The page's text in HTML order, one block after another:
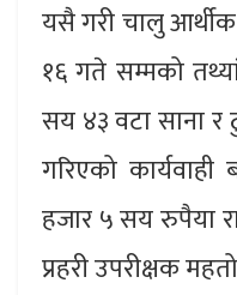
यसै गरी चालु
१६ गते सम्मको
सय ४३ वटा साना
गरिएको
हजार ५ सय रुपैया
प्रहरी उपरीक्षक